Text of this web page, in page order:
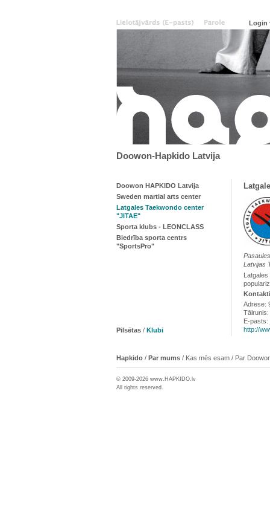
Doowon-Hapkido Latvija
Doowon HAPKIDO Latvija
Sweden martial arts center
Latgales Taekwondo center
"JITAE"
Sporta klubs - LEONCLASS
Biedrība sporta centrs
"SportsPro"
Latvijas
Adrese:
E-pasts:
http://
Pilsētas / Klubi
Hapkido / Par mums / Kas mēs esam / Par
© 2009-2026 www. HAPKIDO.lv
All rights reserved.